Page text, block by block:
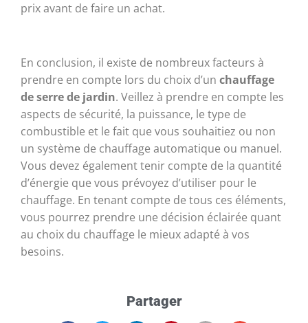
prix avant de faire un achat.
En conclusion, il existe de nombreux facteurs à
prendre en compte lors du choix d’un chauffage
de serre de jardin. Veillez à prendre en compte les
aspects de sécurité, la puissance, le type de
combustible et le fait que vous souhaitiez ou non
un système de chauffage automatique ou manuel.
Vous devez également tenir compte de la quantité
d’énergie que vous prévoyez d’utiliser pour le
chauffage. En tenant compte de tous ces éléments,
vous pourrez prendre une décision éclairée quant
au choix du chauffage le mieux adapté à vos
besoins.
Partager